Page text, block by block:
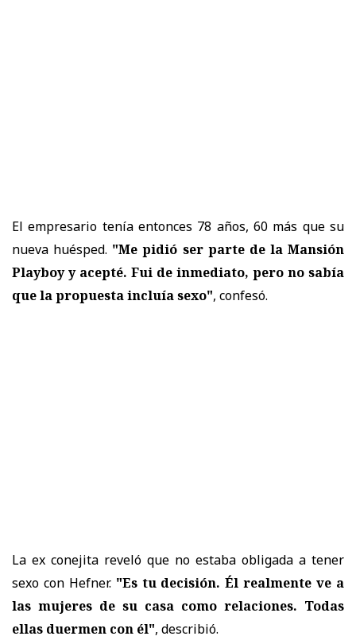
El empresario tenía entonces 78 años, 60 más que su
nueva huésped. "Me pidió ser parte de la Mansión
Playboy y acepté. Fui de inmediato, pero no sabía
que la propuesta incluía sexo", confesó.
La ex conejita reveló que no estaba obligada a tener
sexo con Hefner. "Es tu decisión. Él realmente ve a
las mujeres de su casa como relaciones. Todas
ellas duermen con él", describió.